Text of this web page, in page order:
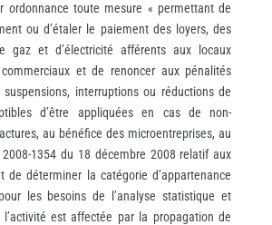
ordonnance toute mesure « permettant de
ou d’étaler le paiement des loyers, des
gaz et d’électricité afférents aux locaux
et de renoncer aux pénalités
interruptions ou réductions de
d’être appliquées en cas de non-
au bénéfice des microentreprises, au
1354 du 18 décembre 2008 relatif aux
de déterminer la catégorie d’appartenance
les besoins de l’analyse statistique et
est affectée par la propagation de